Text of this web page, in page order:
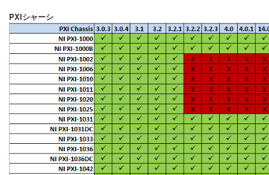
PXIシャーシ